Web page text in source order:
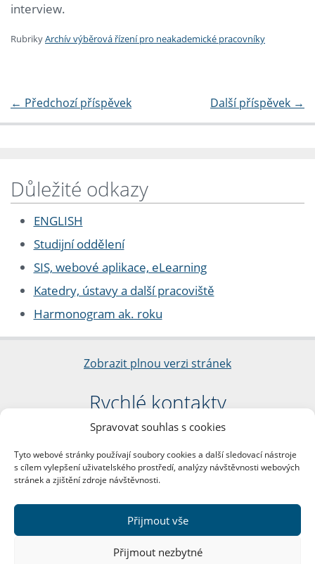
Spravovat souhlas s cookies
Tyto webové stránky používají soubory cookies a další sledovací nástroje
s cílem vylepšení uživatelského prostředí, analýzy návštěvnosti webových
stránek a zjištění zdroje návštěvnosti.
Přijmout vše
Přijmout nezbytné
interview.
RubrikyArchív výběrová řízení pro neakademické pracovníky
← Předchozí příspěvek Další příspěvek →
Důležité odkazy
ENGLISH
Studijní oddělení
SIS, webové aplikace, eLearning
Katedry, ústavy a další pracoviště
Harmonogram ak. roku
Zobrazit plnou verzi stránek
Rychlé kontakty
Filozofická fakulta
nám. Jana Palacha 1/2
116 38 Praha 1
DIČ: CZ00216208
Další kontakty